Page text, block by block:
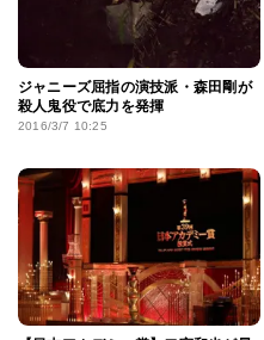
ジャニーズ屈指の演技派・森田剛が
殺人鬼役で底力を発揮
2016/3/7 10:25